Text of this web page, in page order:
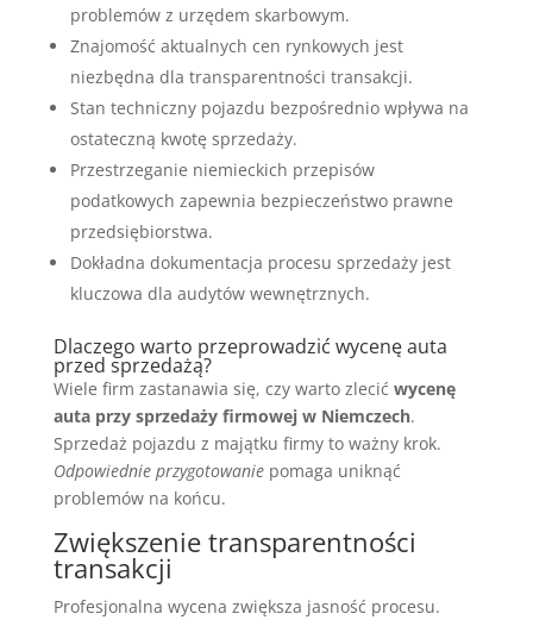
problemów z urzędem skarbowym.
Znajomość aktualnych cen rynkowych jest
niezbędna dla transparentności transakcji.
Stan techniczny pojazdu bezpośrednio wpływa na
ostateczną kwotę sprzedaży.
Przestrzeganie niemieckich przepisów
podatkowych zapewnia bezpieczeństwo prawne
przedsiębiorstwa.
Dokładna dokumentacja procesu sprzedaży jest
kluczowa dla audytów wewnętrznych.
Dlaczego warto przeprowadzić wycenę auta
przed sprzedażą?
Wiele firm zastanawia się, czy warto zlecić wycenę
auta przy sprzedaży firmowej w Niemczech.
Sprzedaż pojazdu z majątku firmy to ważny krok.
Odpowiednie przygotowaniepomaga uniknąć
problemów na końcu.
Zwiększenie transparentności
transakcji
Profesjonalna wycena zwiększa jasność procesu.